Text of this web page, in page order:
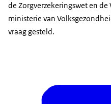
de Zorgverzekeringswet en
ministerie van
vraag gesteld.